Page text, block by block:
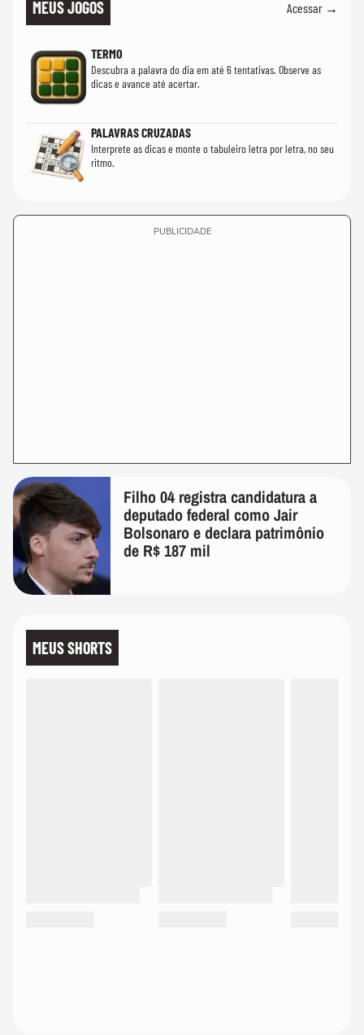
MEUS JOGOS Acessar →
TERMO
Descubra a palavra do dia em até 6 tentativas. Observe as
dicas e avance até acertar.
PALAVRAS CRUZADAS
Interprete as dicas e monte o tabuleiro letra por letra, no seu
ritmo.
PUBLICIDADE
Filho 04 registra candidatura a
deputado federal como Jair
Bolsonaro e declara patrimônio
de R$ 187 mil
MEUS SHORTS